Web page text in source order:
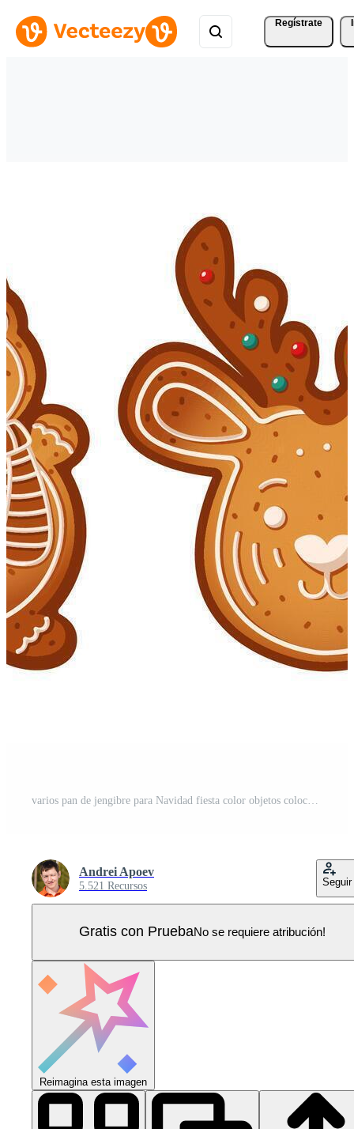
Regístrate
Andrei Apoev
5.521 Recursos Seguir
Gratis con PruebaNo se requiere atribución!
Reimagina esta imagen